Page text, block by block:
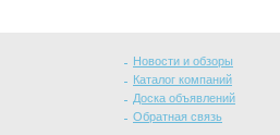
Новости и обзоры
Каталог компаний
Доска объявлений
Обратная связь